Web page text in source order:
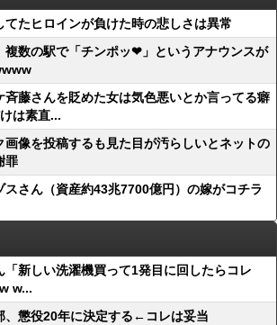
てたヒロインが負けた時の悲しさは異常
複数の駅で「チンポッ❤」というアナウンスが
斉藤さんを貶めた女は気色悪いとか言ってる癖
は素直...
画像を投稿するも見た目が汚らしいとネットの
罪
スさん（資産約43兆7700億円）の嫁がコチラ
「新しい洗濯機買って1発目に回したらコレ
w...
、懲役20年に決定する←コレは妥当